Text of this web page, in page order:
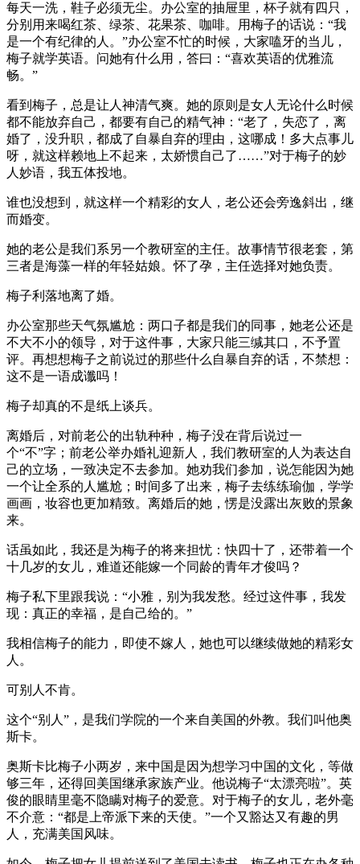
每天一洗，鞋子必须无尘。办公室的抽屉里，杯子就有四只，
分别用来喝红茶、绿茶、花果茶、咖啡。用梅子的话说：“我
是一个有纪律的人。”办公室不忙的时候，大家嗑牙的当儿，
梅子就学英语。问她有什么用，答曰：“喜欢英语的优雅流
畅。”
看到梅子，总是让人神清气爽。她的原则是女人无论什么时候
都不能放弃自己，都要有自己的精气神：“老了，失恋了，离
婚了，没升职，都成了自暴自弃的理由，这哪成！多大点事儿
呀，就这样赖地上不起来，太娇惯自己了……”对于梅子的妙
人妙语，我五体投地。
谁也没想到，就这样一个精彩的女人，老公还会旁逸斜出，继
而婚变。
她的老公是我们系另一个教研室的主任。故事情节很老套，第
三者是海藻一样的年轻姑娘。怀了孕，主任选择对她负责。
梅子利落地离了婚。
办公室那些天气氛尴尬：两口子都是我们的同事，她老公还是
不大不小的领导，对于这件事，大家只能三缄其口，不予置
评。再想想梅子之前说过的那些什么自暴自弃的话，不禁想：
这不是一语成谶吗！
梅子却真的不是纸上谈兵。
离婚后，对前老公的出轨种种，梅子没在背后说过一
个“不”字；前老公举办婚礼迎新人，我们教研室的人为表达自
己的立场，一致决定不去参加。她劝我们参加，说怎能因为她
一个让全系的人尴尬；时间多了出来，梅子去练练瑜伽，学学
画画，妆容也更加精致。离婚后的她，愣是没露出灰败的景象
来。
话虽如此，我还是为梅子的将来担忧：快四十了，还带着一个
十几岁的女儿，难道还能嫁一个同龄的青年才俊吗？
梅子私下里跟我说：“小雅，别为我发愁。经过这件事，我发
现：真正的幸福，是自己给的。”
我相信梅子的能力，即使不嫁人，她也可以继续做她的精彩女
人。
可别人不肯。
这个“别人”，是我们学院的一个来自美国的外教。我们叫他奥
斯卡。
奥斯卡比梅子小两岁，来中国是因为想学习中国的文化，等做
够三年，还得回美国继承家族产业。他说梅子“太漂亮啦”。英
俊的眼睛里毫不隐瞒对梅子的爱意。对于梅子的女儿，老外毫
不介意：“都是上帝派下来的天使。”一个又豁达又有趣的男
人，充满美国风味。